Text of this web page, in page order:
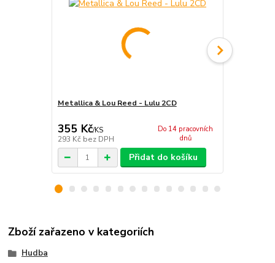
Metallica & Lou Reed - Lulu 2CD
355 Kč/KS
293 Kč bez DPH
Do 14 pracovních
dnů
Přidat do košíku
Zboží zařazeno v kategoriích
Hudba